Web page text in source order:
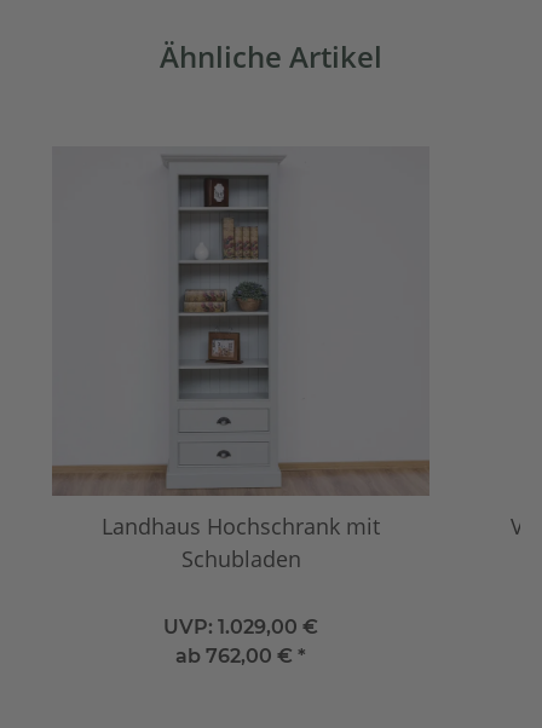
Ähnliche Artikel
Landhaus Hochschrank mit
Schubladen
UVP: 1.029,00 €
ab762,00 € *